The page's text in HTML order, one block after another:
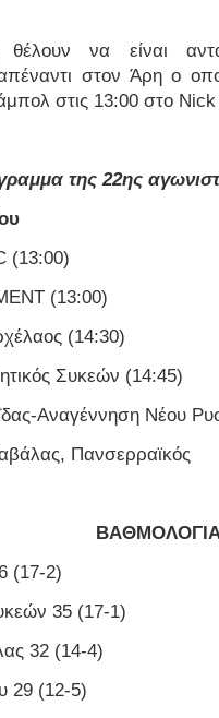
θέλουν να είναι
στον Άρη ο
στις 13:00 στο
της 22ης
(13:00)
(13:00)
(14:30)
Συκεών (14:45)
Αναγέννηση Νέου
Πανσερραϊκός
(17-2)
35 (17-1)
32 (14-4)
29 (12-5)